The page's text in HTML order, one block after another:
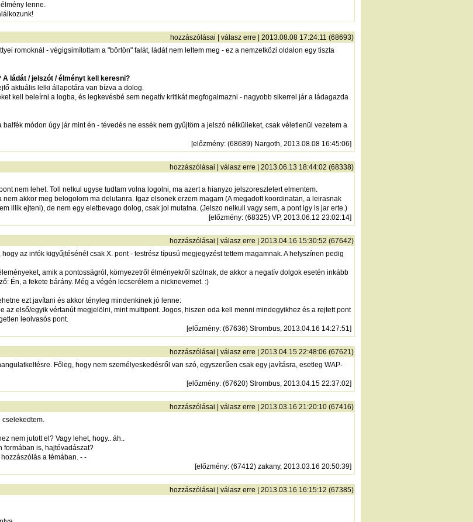
lenne.
hozzászólásai válasz erre | 2013.08.08 17:24:11 (68693)
romoknál - végigsimítottam a "börtön" falát, ládát nem leltem meg - ez a nemzetközi oldalon egy tiszta
A ládát / jelszót / élményt kell keresni?
aktuális lelki állapotára van bízva a dolog.
kell beleírni a logba, és legkevésbé sem negatív kritikát megfogalmazni - nagyobb sikerrel jár a ládagazda
módon úgy jár mint én - tévedés ne essék nem gyűjtöm a jelszó nélkülieket, csak véletlenül vezetem a
[előzmény: (68689) Nargoth, 2013.08.08 16:45:06]
hozzászólásai válasz erre | 2013.06.13 18:44:02 (68338)
nem lehet. Toll nelkul ugyse tudtam volna logolni, ma azert a hianyzo jelszoreszletert elmentem.
akkor meg belogolom ma delutanra. Igaz elsonek erzem magam (A megadott koordinatan, a leirasnak
illik ejteni), de nem egy eletbevago dolog, csak jol mutatna. (Jelszo nelkuli vagy sem, a pont igy is jar erte.)
[előzmény: (68325) VP, 2013.06.12 23:02:14]
hozzászólásai válasz erre | 2013.04.16 15:30:52 (67642)
az infók kigyűjtésénél csak X. pont - testrész típusú megjegyzést tettem magamnak. A helyszínen pedig
amik a pontosságról, környezetről élményekről szólnak, de akkor a negatív dolgok esetén inkább
Én, a fekete bárány. Még a végén lecserélem a nicknevemet. :)
ezt javítani és akkor tényleg mindenkinek jó lenne:
az első/egyik vértanút megjelölni, mint multipont. Jogos, hiszen oda kell menni mindegyikhez és a rejtett pont
leolvasós pont.
[előzmény: (67636) Strombus, 2013.04.16 14:27:51]
hozzászólásai válasz erre | 2013.04.15 22:48:06 (67621)
Főleg, hogy nem személyeskedésről van szó, egyszerűen csak egy javításra, esetleg WAP-
[előzmény: (67620) Strombus, 2013.04.15 22:37:02]
hozzászólásai válasz erre | 2013.03.16 21:20:10 (67416)
cselekedtem.
nem jutott el? Vagy lehet, hogy.. áh..
formában is, hajtóvadászat?
a témában. - -
[előzmény: (67412) zakany, 2013.03.16 20:50:39]
hozzászólásai válasz erre | 2013.03.16 16:15:12 (67385)